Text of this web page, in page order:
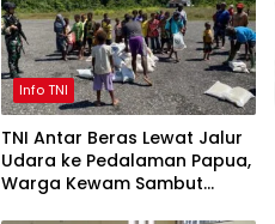
Info TNI
TNI Antar Beras Lewat Jalur
Udara ke Pedalaman Papua,
Warga Kewam Sambut